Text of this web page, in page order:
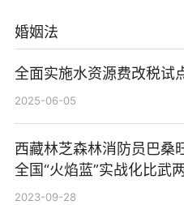
婚姻法
全面实施水资源费改税试
2025-06-05
西藏林芝森林消防员巴桑
全国“火焰蓝”实战化比武
牌_天天百事通
2023-09-28